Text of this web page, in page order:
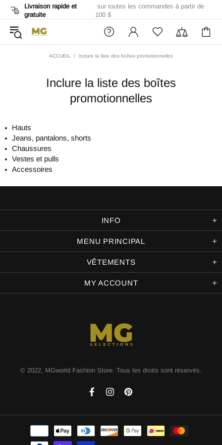
Livraison rapide et
gratuite
sur toutes les commandes à partir de
100 $
ACCUEIL Inclure la liste des boîtes promotionnelles
Inclure la liste des boîtes
promotionnelles
Hauts
Jeans, pantalons, shorts
Chaussures
Vestes et pulls
Accessoires
INFO
MENU PRINCIPAL
VÊTEMENTS
MY ACCOUNT
© 2022, MGworld Fashion Store. Tous les droits sont réservés.